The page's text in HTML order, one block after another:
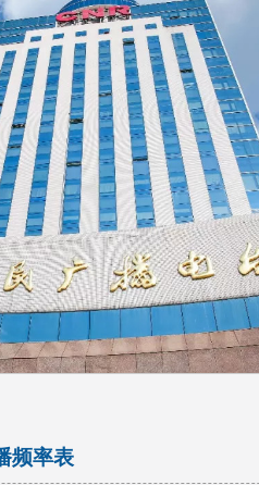
频率表